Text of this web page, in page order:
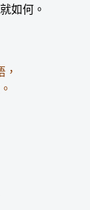
如何。